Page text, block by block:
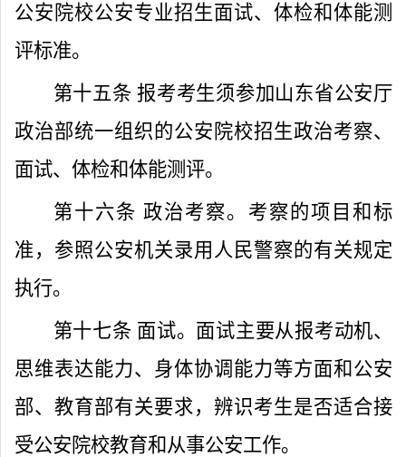
公安院校公安专业招生面试、体检和体能测
评标准。
第十五条 报考考生须参加山东省公安厅
政治部统一组织的公安院校招生政治考察、
面试、体检和体能测评。
第十六条 政治考察。考察的项目和标
准，参照公安机关录用人民警察的有关规定
执行。
第十七条 面试。面试主要从报考动机、
思维表达能力、身体协调能力等方面和公安
部、教育部有关要求，辨识考生是否适合接
受公安院校教育和从事公安工作。